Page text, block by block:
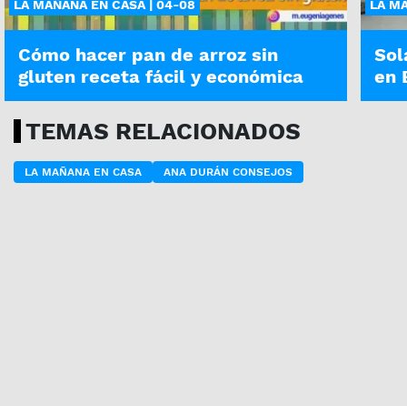
LA MAÑANA EN CASA | 04-08
Cómo hacer pan de arroz sin
gluten receta fácil y económica
LA
en
TEMAS RELACIONADOS
LA MAÑANA EN CASA ANA DURÁN CONSEJOS